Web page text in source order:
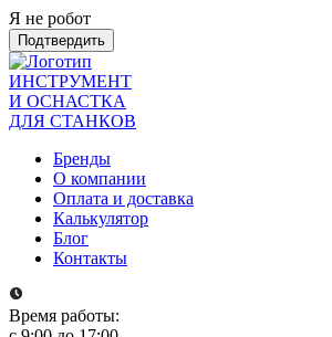
Я не робот
Подтвердить
ИНСТРУМЕНТ
И ОСНАСТКА
ДЛЯ СТАНКОВ
Бренды
О компании
Оплата и доставка
Калькулятор
Блог
Контакты
Время работы: